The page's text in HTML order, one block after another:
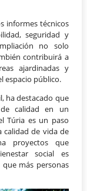
informes técnicos
seguridad y
no solo
contribuirá a
ajardinadas y
espacio público.
ha destacado que
calidad en un
Túria es un paso
calidad de vida de
proyectos que
social es
más personas